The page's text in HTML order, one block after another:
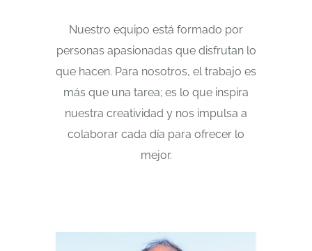
Nuestro equipo está formado por
personas apasionadas que disfrutan lo
que hacen. Para nosotros, el trabajo es
más que una tarea; es lo que inspira
nuestra creatividad y nos impulsa a
colaborar cada día para ofrecer lo
mejor.